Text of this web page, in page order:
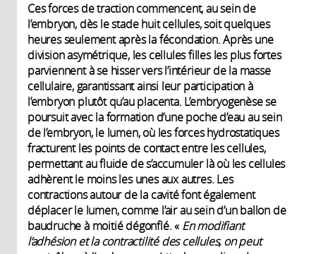
Ces forces de traction commencent, au sein de
l’embryon, dès le stade huit cellules, soit quelques
heures seulement après la fécondation. Après une
division asymétrique, les cellules filles les plus fortes
parviennent à se hisser vers l’intérieur de la masse
cellulaire, garantissant ainsi leur participation à
l’embryon plutôt qu’au placenta. L’embryogenèse se
poursuit avec la formation d’une poche d’eau au sein
de l’embryon, le lumen, où les forces hydrostatiques
fracturent les points de contact entre les cellules,
permettant au fluide de s’accumuler là où les cellules
adhèrent le moins les unes aux autres. Les
contractions autour de la cavité font également
déplacer le lumen, comme l’air au sein d’un ballon de
baudruche à moitié dégonflé. « En modifiant
l’adhésion et la contractilité des cellules, on peut